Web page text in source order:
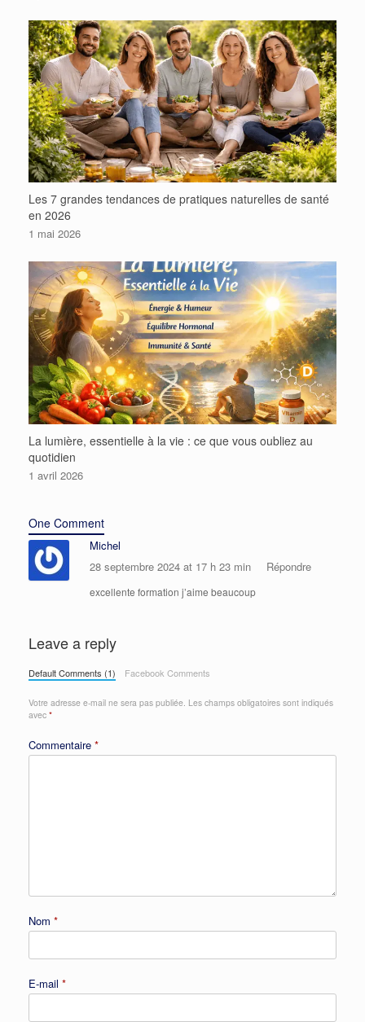
Les 7 grandes tendances de pratiques naturelles de santé
en 2026
1 mai 2026
La lumière, essentielle à la vie : ce que vous oubliez au
quotidien
1 avril 2026
One Comment
Michel
28 septembre 2024 at 17 h 23 min
Répondre
excellente formation j’aime beaucoup
Leave a reply
Default Comments (1) Facebook Comments
Votre adresse e-mail ne sera pas publiée. Les champs obligatoires sont indiqués
avec *
Commentaire *
Nom *
E-mail *